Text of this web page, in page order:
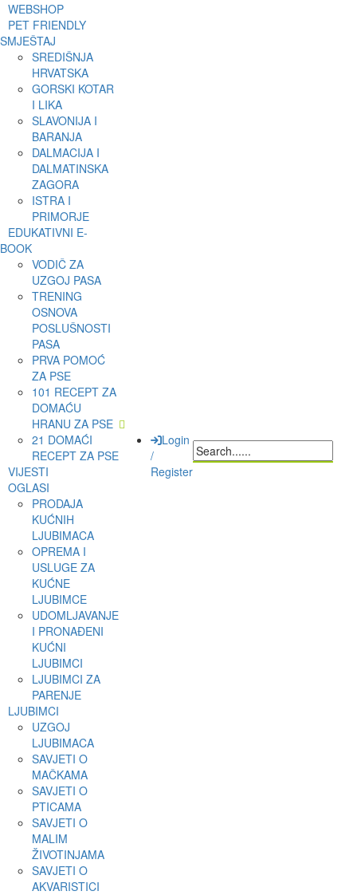
WEBSHOP
PET FRIENDLY
SMJEŠTAJ
SREDIŠNJA
HRVATSKA
GORSKI KOTAR
I LIKA
SLAVONIJA I
BARANJA
DALMACIJA I
DALMATINSKA
ZAGORA
ISTRA I
PRIMORJE
EDUKATIVNI E-
BOOK
VODIČ ZA
UZGOJ PASA
TRENING
OSNOVA
POSLUŠNOSTI
PASA
PRVA POMOĆ
ZA PSE
101 RECEPT ZA
DOMAĆU
HRANU ZA PSE
21 DOMAĆI
RECEPT ZA PSE
VIJESTI
OGLASI
PRODAJA
KUĆNIH
LJUBIMACA
OPREMA I
USLUGE ZA
KUĆNE
LJUBIMCE
UDOMLJAVANJE
I PRONAĐENI
KUĆNI
LJUBIMCI
LJUBIMCI ZA
PARENJE
LJUBIMCI
UZGOJ
LJUBIMACA
SAVJETI O
MAČKAMA
SAVJETI O
PTICAMA
SAVJETI O
MALIM
ŽIVOTINJAMA
SAVJETI O
AKVARISTICI
Login
/
Register